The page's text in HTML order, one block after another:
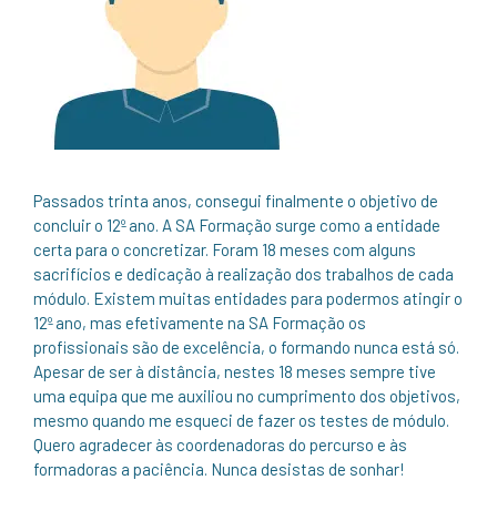
Passados trinta anos, consegui finalmente o objetivo de
concluir o 12º ano. A SA Formação surge como a entidade
certa para o concretizar. Foram 18 meses com alguns
sacrifícios e dedicação à realização dos trabalhos de cada
módulo. Existem muitas entidades para podermos atingir o
12º ano, mas efetivamente na SA Formação os
profissionais são de excelência, o formando nunca está só.
Apesar de ser à distância, nestes 18 meses sempre tive
uma equipa que me auxiliou no cumprimento dos objetivos,
mesmo quando me esqueci de fazer os testes de módulo.
Quero agradecer às coordenadoras do percurso e às
formadoras a paciência. Nunca desistas de sonhar!